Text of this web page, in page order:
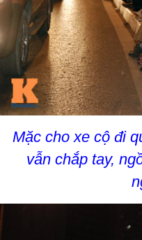
Mặc cho xe cộ đi
vẫn chắp tay,